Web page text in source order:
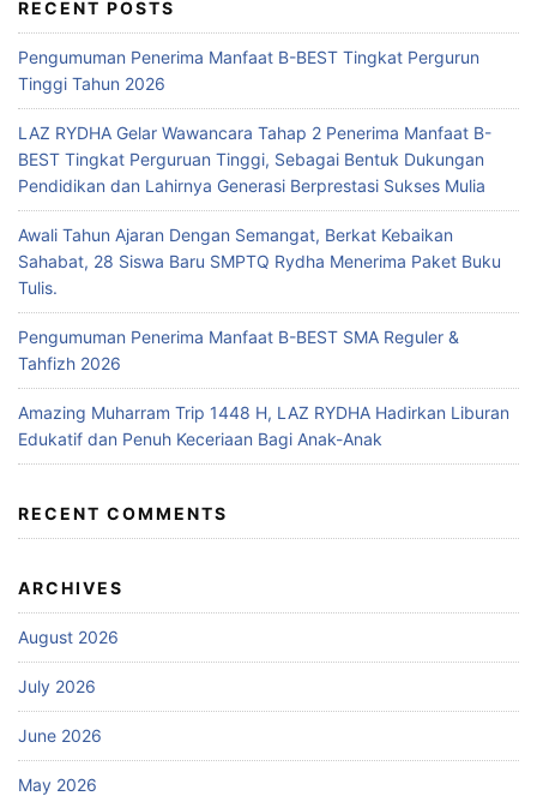
RECENT POSTS
Pengumuman Penerima Manfaat B-BEST Tingkat Pergurun
Tinggi Tahun 2026
LAZ RYDHA Gelar Wawancara Tahap 2 Penerima Manfaat B-
BEST Tingkat Perguruan Tinggi, Sebagai Bentuk Dukungan
Pendidikan dan Lahirnya Generasi Berprestasi Sukses Mulia
Awali Tahun Ajaran Dengan Semangat, Berkat Kebaikan
Sahabat, 28 Siswa Baru SMPTQ Rydha Menerima Paket Buku
Tulis.
Pengumuman Penerima Manfaat B-BEST SMA Reguler &
Tahfizh 2026
Amazing Muharram Trip 1448 H, LAZ RYDHA Hadirkan Liburan
Edukatif dan Penuh Keceriaan Bagi Anak-Anak
RECENT COMMENTS
ARCHIVES
August 2026
July 2026
June 2026
May 2026